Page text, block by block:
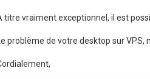
titre vraiment exceptionnel, il est
Le problème de votre desktop sur